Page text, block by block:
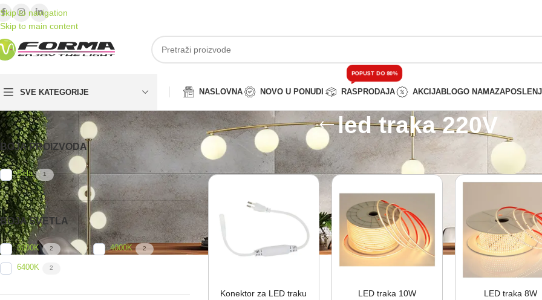
Skip to navigation
Skip to main content
SVE KATEGORIJE NASLOVNA NOVO U PONUDI RASPRODAJA
POPUST DO 80%
AKCIJABLOGO NAMA
led traka 220V
BOJA PROIZVODA
Bela 1
BOJA SVETLA
3000K 2 4000K 2
6400K 2
Početna Proizvod označen „led traka 220V“
Konektor za LED traku
LED traka 10W
LED traka 8W